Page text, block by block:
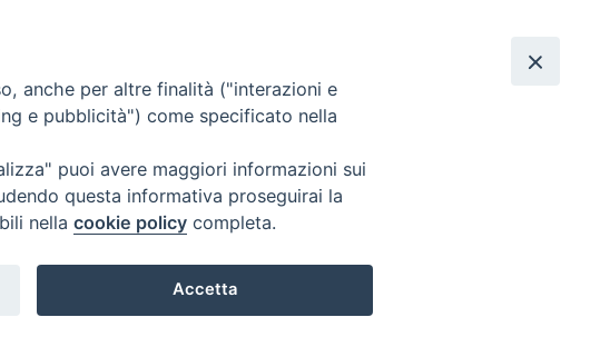
anche per altre finalità ("interazioni e
e pubblicità") come specificato nella
puoi avere maggiori informazioni sui
questa informativa proseguirai la
nella cookie policy completa.
Accetta